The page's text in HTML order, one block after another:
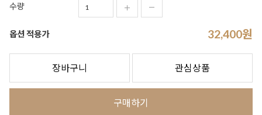
수량
옵션 적용가 32,400원
장바구니 관심상품
구매하기